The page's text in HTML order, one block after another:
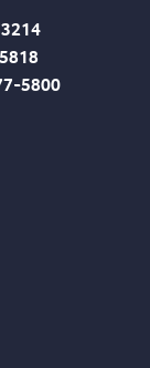
5800